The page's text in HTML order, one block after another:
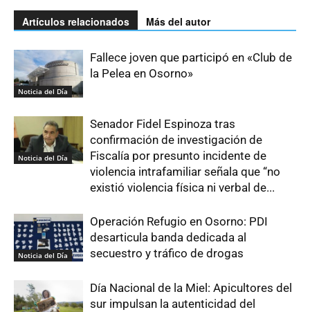
Artículos relacionados Más del autor
Noticia del Día
Fallece joven que participó en «Club de
la Pelea en Osorno»
Noticia del Día
Senador Fidel Espinoza tras
confirmación de investigación de
Fiscalía por presunto incidente de
violencia intrafamiliar señala que “no
existió violencia física ni verbal de...
Noticia del Día
Operación Refugio en Osorno: PDI
desarticula banda dedicada al
secuestro y tráfico de drogas
Día Nacional de la Miel: Apicultores del
sur impulsan la autenticidad del